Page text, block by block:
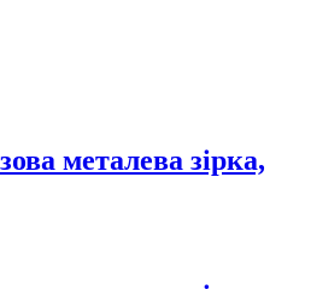
металева зірка,